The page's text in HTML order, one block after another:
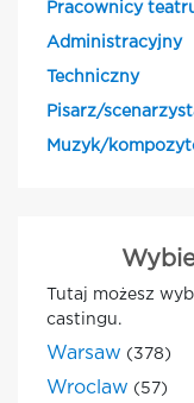
Pracownicy
Administracyjny
Techniczny
Pisarz/
Muzyk/
Tutaj możesz
castingu.
Warsaw (378)
Wroclaw (57)